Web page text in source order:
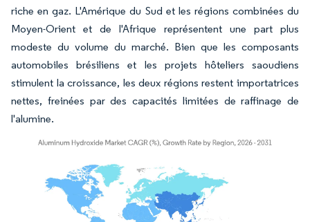
riche en gaz. L'Amérique du Sud et les régions combinées du
Moyen-Orient et de l'Afrique représentent une part plus
modeste du volume du marché. Bien que les composants
automobiles brésiliens et les projets hôteliers saoudiens
stimulent la croissance, les deux régions restent importatrices
nettes, freinées par des capacités limitées de raffinage de
l'alumine.